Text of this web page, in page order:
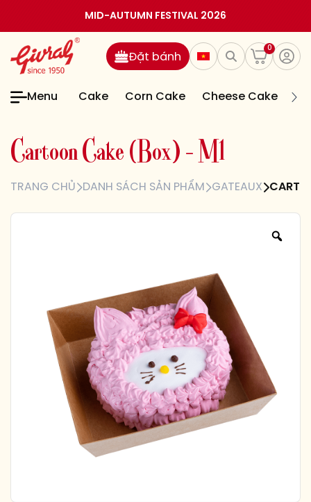
MID-AUTUMN FESTIVAL 2026
0
Đặt bánh
Menu Cake Corn Cake Cheese Cake
Cartoon Cake ( Box) – M 1
TRANG CHỦ DANH SÁCH SẢN PHẨM GATEAUX